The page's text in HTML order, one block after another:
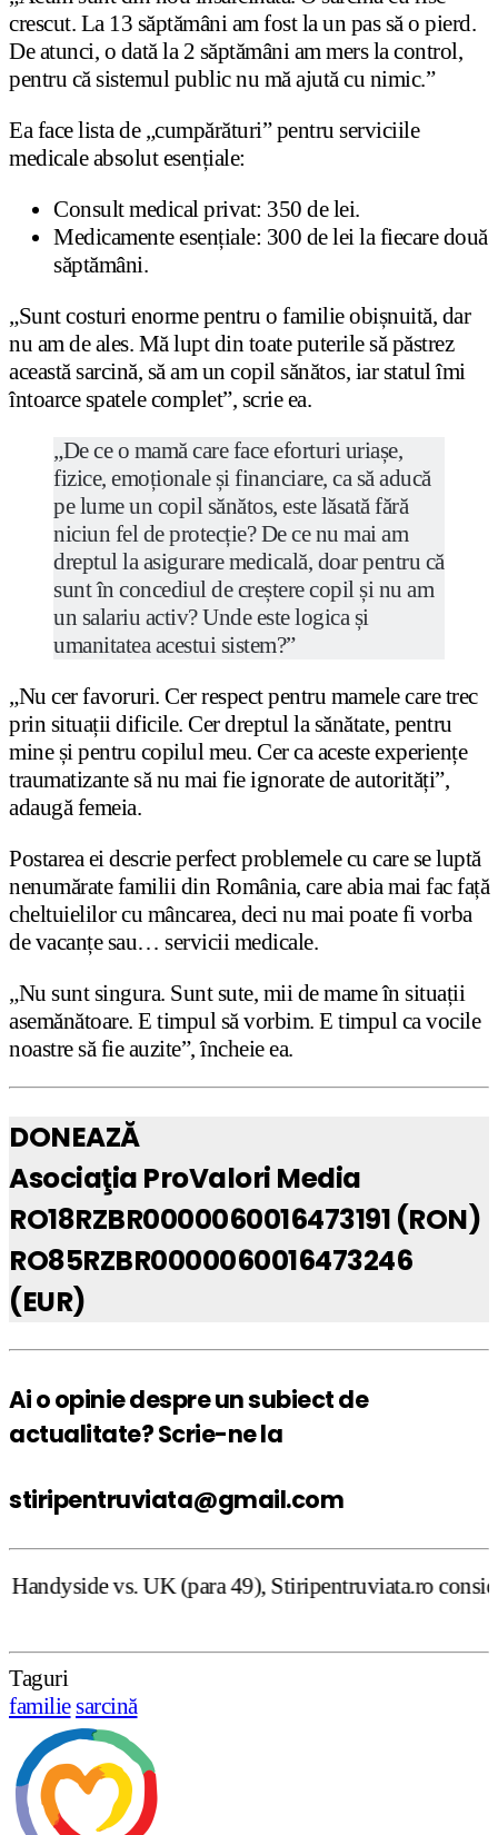
crescut. La 13 săptămâni am fost la un pas să o pierd.
De atunci, o dată la 2 săptămâni am mers la control,
pentru că sistemul public nu mă ajută cu nimic.”
Ea face lista de „cumpărături” pentru serviciile
medicale absolut esențiale:
Consult medical privat: 350 de lei.
Medicamente esențiale: 300 de lei la fiecare două
săptămâni.
„Sunt costuri enorme pentru o familie obișnuită, dar
nu am de ales. Mă lupt din toate puterile să păstrez
această sarcină, să am un copil sănătos, iar statul îmi
întoarce spatele complet”, scrie ea.
„De ce o mamă care face eforturi uriașe,
fizice, emoționale și financiare, ca să aducă
pe lume un copil sănătos, este lăsată fără
niciun fel de protecție? De ce nu mai am
dreptul la asigurare medicală, doar pentru că
sunt în concediul de creștere copil și nu am
un salariu activ? Unde este logica și
umanitatea acestui sistem?”
„Nu cer favoruri. Cer respect pentru mamele care trec
prin situații dificile. Cer dreptul la sănătate, pentru
mine și pentru copilul meu. Cer ca aceste experiențe
traumatizante să nu mai fie ignorate de autorități”,
adaugă femeia.
Postarea ei descrie perfect problemele cu care se luptă
nenumărate familii din România, care abia mai fac față
cheltuielilor cu mâncarea, deci nu mai poate fi vorba
de vacanțe sau… servicii medicale.
„Nu sunt singura. Sunt sute, mii de mame în situații
asemănătoare. E timpul să vorbim. E timpul ca vocile
noastre să fie auzite”, încheie ea.
DONEAZĂ
Asociaţia ProValori Media
RO18RZBR0000060016473191 (RON)
RO85RZBR0000060016473246
(EUR)
Ai o opinie despre un subiect de
actualitate? Scrie-ne la
stiripentruviata@gmail.com
(para 49), Stiripentruviata.ro consideră că
Taguri
familiesarcină